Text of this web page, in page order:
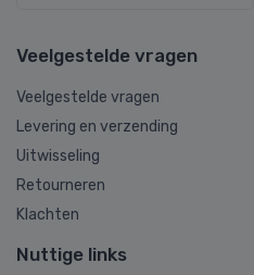
Veelgestelde vragen
Veelgestelde vragen
Levering en verzending
Uitwisseling
Retourneren
Klachten
Nuttige links